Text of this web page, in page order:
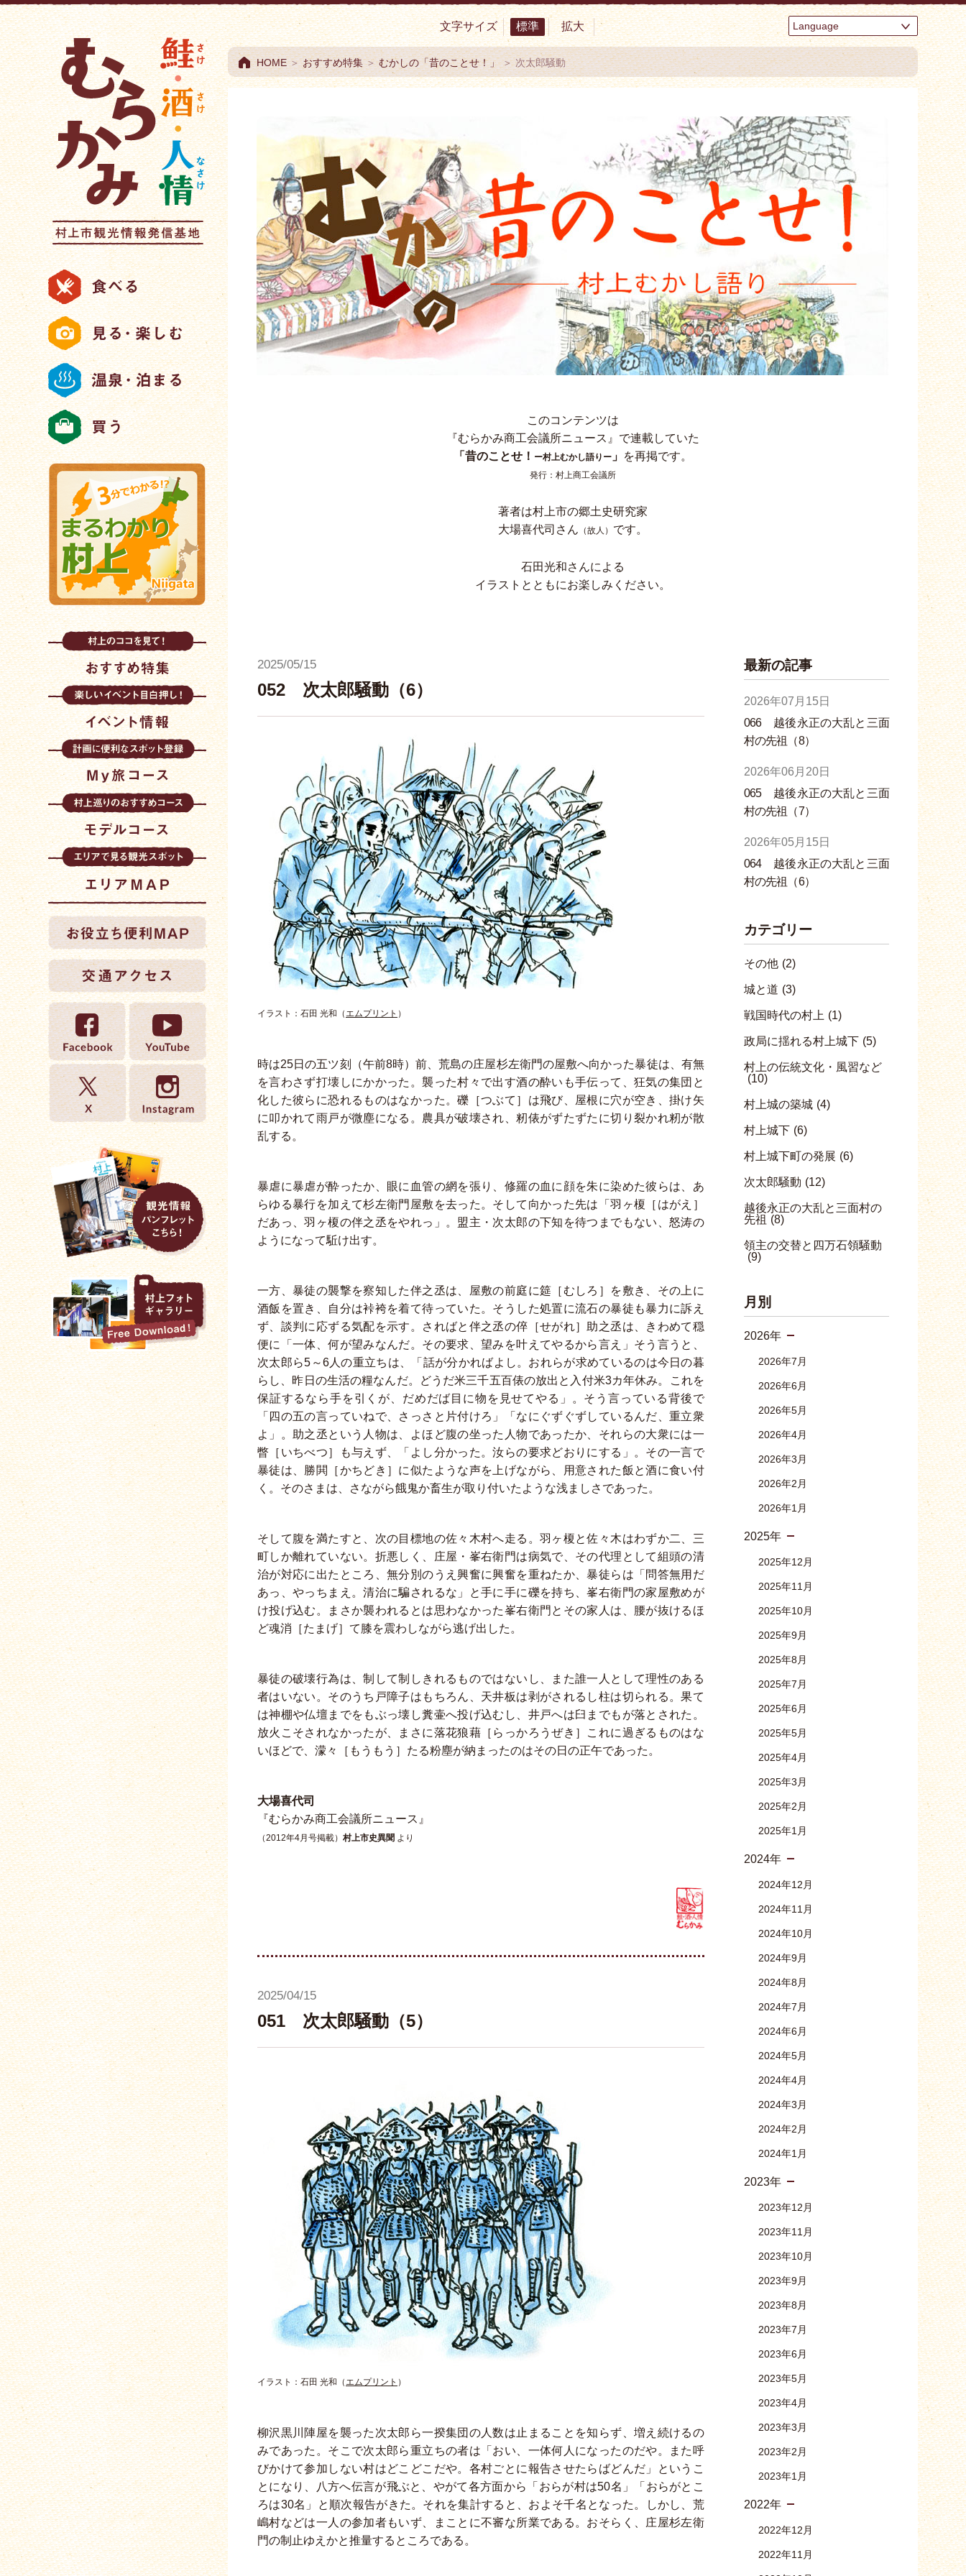
村上市観光情報総合サイト 村上市観光協会 -鮭・酒・人情 むらかみ-
文字サイズ 標準 拡大 Language
HOME＞おすすめ特集＞むかしの「昔のことせ！」＞ 次太郎騒動
このコンテンツは
『むらかみ商工会議所ニュース』で連載していた
「昔のことせ！ ー村上むかし語りー 」 を再掲です。
発行：村上商工会議所
著者は村上市の郷土史研究家
大場喜代司さん （故人） です。
石田光和さんによる
イラストとともにお楽しみください。
2025/05/15
052 次太郎騒動（6）
イラスト：石田 光和 （ エムプリント ）
時は25日の五ツ刻（午前8時）前、荒島の庄屋杉左衛門の屋敷へ向かった暴徒は、有無
を言わさず打壊しにかかった。襲った村々で出す酒の酔いも手伝って、狂気の集団と
化した彼らに恐れるものはなかった。礫［つぶて］は飛び、屋根に穴が空き、掛け矢
に叩かれて雨戸が微塵になる。農具が破壊され、籾俵がずたずたに切り裂かれ籾が散
乱する。
暴虐に暴虐が酔ったか、眼に血管の網を張り、修羅の血に顔を朱に染めた彼らは、あ
らゆる暴行を加えて杉左衛門屋敷を去った。そして向かった先は「羽ヶ榎［はがえ］
だあっ、羽ヶ榎の伴之丞をやれっ」。盟主・次太郎の下知を待つまでもない、怒涛の
ようになって駈け出す。
一方、暴徒の襲撃を察知した伴之丞は、屋敷の前庭に筵［むしろ］を敷き、その上に
酒飯を置き、自分は裃袴を着て待っていた。そうした処置に流石の暴徒も暴力に訴え
ず、談判に応ずる気配を示す。さればと伴之丞の倅［せがれ］助之丞は、きわめて穏
便に「一体、何が望みなんだ。その要求、望みを叶えてやるから言え」そう言うと、
次太郎ら5～6人の重立ちは、「話が分かればよし。おれらが求めているのは今日の暮
らし、昨日の生活の糧なんだ。どうだ米三千五百俵の放出と入付米3カ年休み。これを
保証するなら手を引くが、だめだば目に物を見せてやる」。そう言っている背後で
「四の五の言っていねで、さっさと片付けろ」「なにぐずぐずしているんだ、重立衆
よ」。助之丞という人物は、よほど腹の坐った人物であったか、それらの大衆には一
瞥［いちべつ］も与えず、「よし分かった。汝らの要求どおりにする」。その一言で
暴徒は、勝閧［かちどき］に似たような声を上げながら、用意された飯と酒に食い付
く。そのさまは、さながら餓鬼か畜生が取り付いたような浅ましさであった。
そして腹を満たすと、次の目標地の佐々木村へ走る。羽ヶ榎と佐々木はわずか二、三
町しか離れていない。折悪しく、庄屋・峯右衛門は病気で、その代理として組頭の清
治が対応に出たところ、無分別のうえ興奮に興奮を重ねたか、暴徒らは「問答無用だ
あっ、やっちまえ。清治に騙されるな」と手に手に礫を持ち、峯右衛門の家屋敷めが
け投げ込む。まさか襲われるとは思わなかった峯右衛門とその家人は、腰が抜けるほ
ど魂消［たまげ］て膝を震わしながら逃げ出した。
暴徒の破壊行為は、制して制しきれるものではないし、また誰一人として理性のある
者はいない。そのうち戸障子はもちろん、天井板は剥がされるし柱は切られる。果て
は神棚や仏壇までをもぶっ壊し糞壷へ投げ込むし、井戸へは臼までもが落とされた。
放火こそされなかったが、まさに落花狼藉［らっかろうぜき］これに過ぎるものはな
いほどで、濛々［もうもう］たる粉塵が納まったのはその日の正午であった。
大場喜代司
『むらかみ商工会議所ニュース』
（2012年4月号掲載） 村上市史異聞 より
2025/04/15
051 次太郎騒動（5）
イラスト：石田 光和 （ エムプリント ）
柳沢黒川陣屋を襲った次太郎ら一揆集団の人数は止まることを知らず、増え続けるの
みであった。そこで次太郎ら重立ちの者は「おい、一体何人になったのだや。また呼
びかけて参加しない村はどこどこだや。各村ごとに報告させたらばどんだ」というこ
とになり、八方へ伝言が飛ぶと、やがて各方面から「おらが村は50名」「おらがとこ
ろは30名」と順次報告がきた。それを集計すると、およそ千名となった。しかし、荒
嶋村などは一人の参加者もいず、まことに不審な所業である。おそらく、庄屋杉左衛
門の制止ゆえかと推量するところである。
最新の記事
2026年07月15日
066 越後永正の大乱と三面
村の先祖（8）
2026年06月20日
065 越後永正の大乱と三面
村の先祖（7）
2026年05月15日
064 越後永正の大乱と三面
村の先祖（6）
カテゴリー
その他 (2)
城と道 (3)
戦国時代の村上 (1)
政局に揺れる村上城下 (5)
村上の伝統文化・風習など
(10)
村上城の築城 (4)
村上城下 (6)
村上城下町の発展 (6)
次太郎騒動 (12)
越後永正の大乱と三面村の
先祖 (8)
領主の交替と四万石領騒動
(9)
月別
2026年
2026年7月
2026年6月
2026年5月
2026年4月
2026年3月
2026年2月
2026年1月
2025年
2025年12月
2025年11月
2025年10月
2025年9月
2025年8月
2025年7月
2025年6月
2025年5月
2025年4月
2025年3月
2025年2月
2025年1月
2024年
2024年12月
2024年11月
2024年10月
2024年9月
2024年8月
2024年7月
2024年6月
2024年5月
2024年4月
2024年3月
2024年2月
2024年1月
2023年
2023年12月
2023年11月
2023年10月
2023年9月
2023年8月
2023年7月
2023年6月
2023年5月
2023年4月
2023年3月
2023年2月
2023年1月
2022年
2022年12月
2022年11月